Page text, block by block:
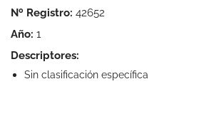
Nº Registro: 42652
Año: 1
Descriptores:
Sin clasificación específica